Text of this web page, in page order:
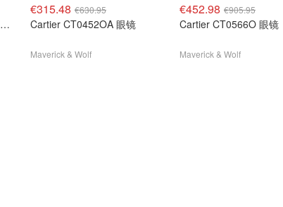
Miu Miu Utilitaire 保龄球包 深棕麂皮
€315.48 €630.95
Cartier CT0452OA 眼镜
Maverick & Wolf
€452.98 €905.95
Cartier CT0566O 眼镜
Maverick & Wolf